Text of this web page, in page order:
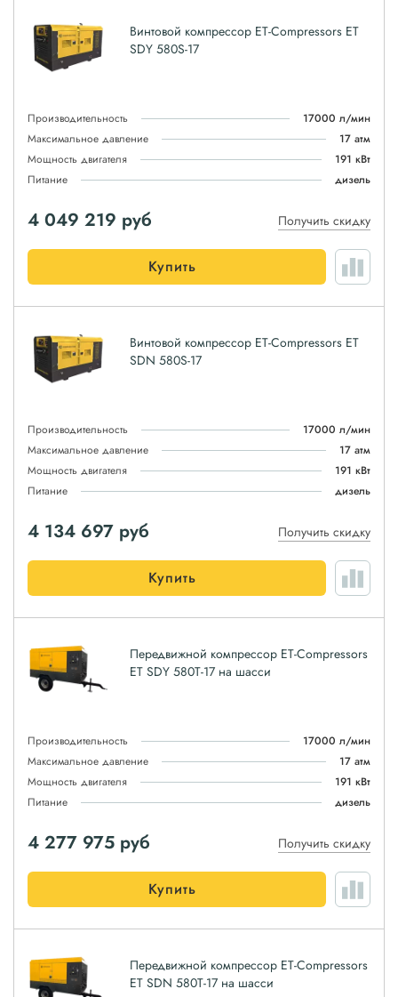
Винтовой компрессор ET-Compressors ET
SDY 580S-17
Производительность
17000 л/мин
Максимальное давление
17 атм
Мощность двигателя
191 кВт
Питание
дизель
4 049 219 руб Получить скидку
Купить
Винтовой компрессор ET-Compressors ET
SDN 580S-17
Производительность
17000 л/мин
Максимальное давление
17 атм
Мощность двигателя
191 кВт
Питание
дизель
4 134 697 руб Получить скидку
Купить
Передвижной компрессор ET-Compressors
ET SDY 580T-17 на шасси
Производительность
17000 л/мин
Максимальное давление
17 атм
Мощность двигателя
191 кВт
Питание
дизель
4 277 975 руб Получить скидку
Купить
Передвижной компрессор ET-Compressors
ET SDN 580T-17 на шасси